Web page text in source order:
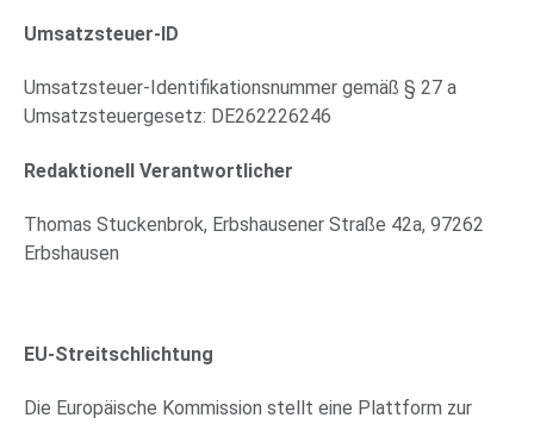
Umsatzsteuer-ID
Umsatzsteuer-Identifikationsnummer gemäß § 27 a
Umsatzsteuergesetz: DE262226246
Redaktionell Verantwortlicher
Thomas Stuckenbrok, Erbshausener Straße 42a, 97262
Erbshausen
EU-Streitschlichtung
Die Europäische Kommission stellt eine Plattform zur